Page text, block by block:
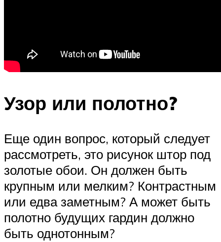
Узор или полотно?
Еще один вопрос, который следует
рассмотреть, это рисунок штор под
золотые обои. Он должен быть
крупным или мелким? Контрастным
или едва заметным? А может быть
полотно будущих гардин должно
быть однотонным?